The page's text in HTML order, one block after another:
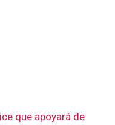
que apoyará de